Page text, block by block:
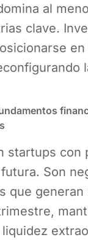
al
clave.
startups con
Son
que generan